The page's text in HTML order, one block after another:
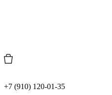
+7 (910) 120-01-35